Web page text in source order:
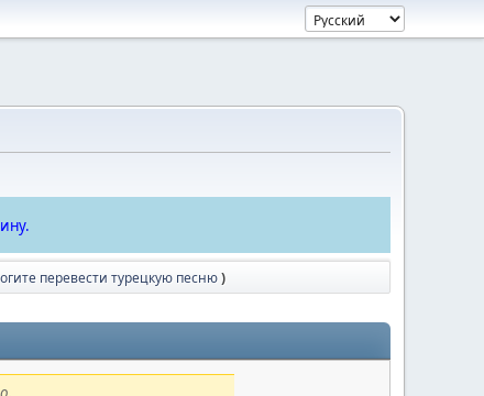
перевести турецкую песню)